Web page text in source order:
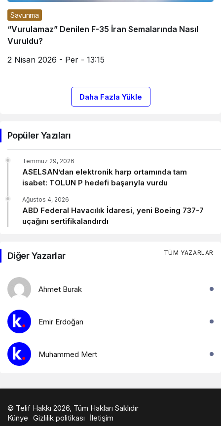
Savunma
“Vurulamaz” Denilen F-35 İran Semalarında Nasıl
Vuruldu?
2 Nisan 2026 - Per - 13:15
Daha Fazla Yükle
Popüler Yazıları
ASELSAN’dan elektronik harp ortamında tam
isabet: TOLUN P hedefi başarıyla vurdu
Temmuz 29, 2026
ABD Federal Havacılık İdaresi, yeni Boeing 737-7
uçağını sertifikalandırdı
Ağustos 4, 2026
Diğer Yazarlar TÜM YAZARLAR
Ahmet Burak
Emir Erdoğan
Muhammed Mert
© Telif Hakkı 2026, Tüm Hakları Saklıdır
Künye Gizlilik politikası İletişim